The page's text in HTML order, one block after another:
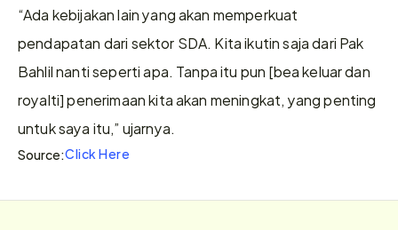
“Ada kebijakan lain yang akan memperkuat
pendapatan dari sektor SDA. Kita ikutin saja dari Pak
Bahlil nanti seperti apa. Tanpa itu pun [bea keluar dan
royalti] penerimaan kita akan meningkat, yang penting
untuk saya itu,” ujarnya.
Source:Click Here